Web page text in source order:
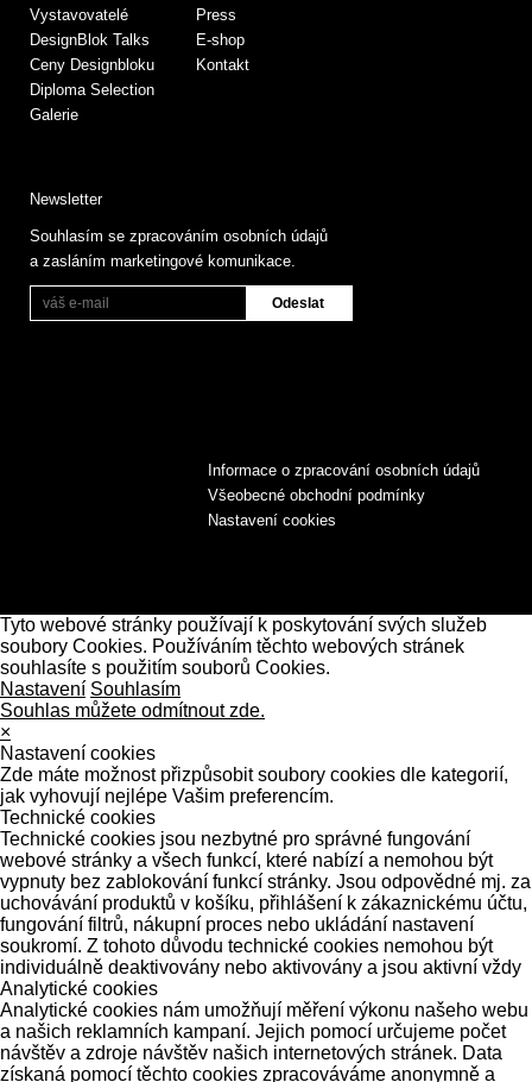
Vystavovatelé
DesignBlok Talks
Ceny Designbloku
Diploma Selection
Galerie
Press
E-shop
Kontakt
Newsletter
Souhlasím se zpracováním osobních údajů
a zasláním marketingové komunikace.
Informace o zpracování osobních údajů
Všeobecné obchodní podmínky
Nastavení cookies
Tyto webové stránky používají k poskytování svých služeb
soubory Cookies. Používáním těchto webových stránek
souhlasíte s použitím souborů Cookies.
Nastavení Souhlasím
Souhlas můžete odmítnout zde.
×
Nastavení cookies
Zde máte možnost přizpůsobit soubory cookies dle kategorií,
jak vyhovují nejlépe Vašim preferencím.
Technické cookies
Technické cookies jsou nezbytné pro správné fungování
webové stránky a všech funkcí, které nabízí a nemohou být
vypnuty bez zablokování funkcí stránky. Jsou odpovědné mj. za
uchovávání produktů v košíku, přihlášení k zákaznickému účtu,
fungování filtrů, nákupní proces nebo ukládání nastavení
soukromí. Z tohoto důvodu technické cookies nemohou být
individuálně deaktivovány nebo aktivovány a jsou aktivní vždy
Analytické cookies
Analytické cookies nám umožňují měření výkonu našeho webu
a našich reklamních kampaní. Jejich pomocí určujeme počet
návštěv a zdroje návštěv našich internetových stránek. Data
získaná pomocí těchto cookies zpracováváme anonymně a